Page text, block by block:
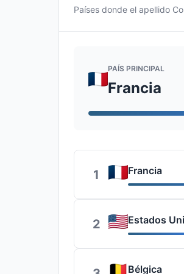
Países donde el apellido
PAÍS PRINCIPAL
Francia
1 Francia
2 Estados
Bélgica